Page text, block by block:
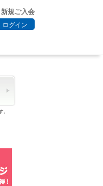
新規ご入会
ログイン